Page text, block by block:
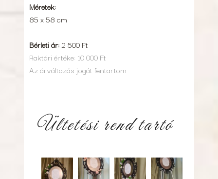
Méretek:
85 x 58 cm
Bérleti ár:2 500 Ft
Raktári értéke: 10 000 Ft
Az árváltozás jogát fentartom
Ültetési rend tartó